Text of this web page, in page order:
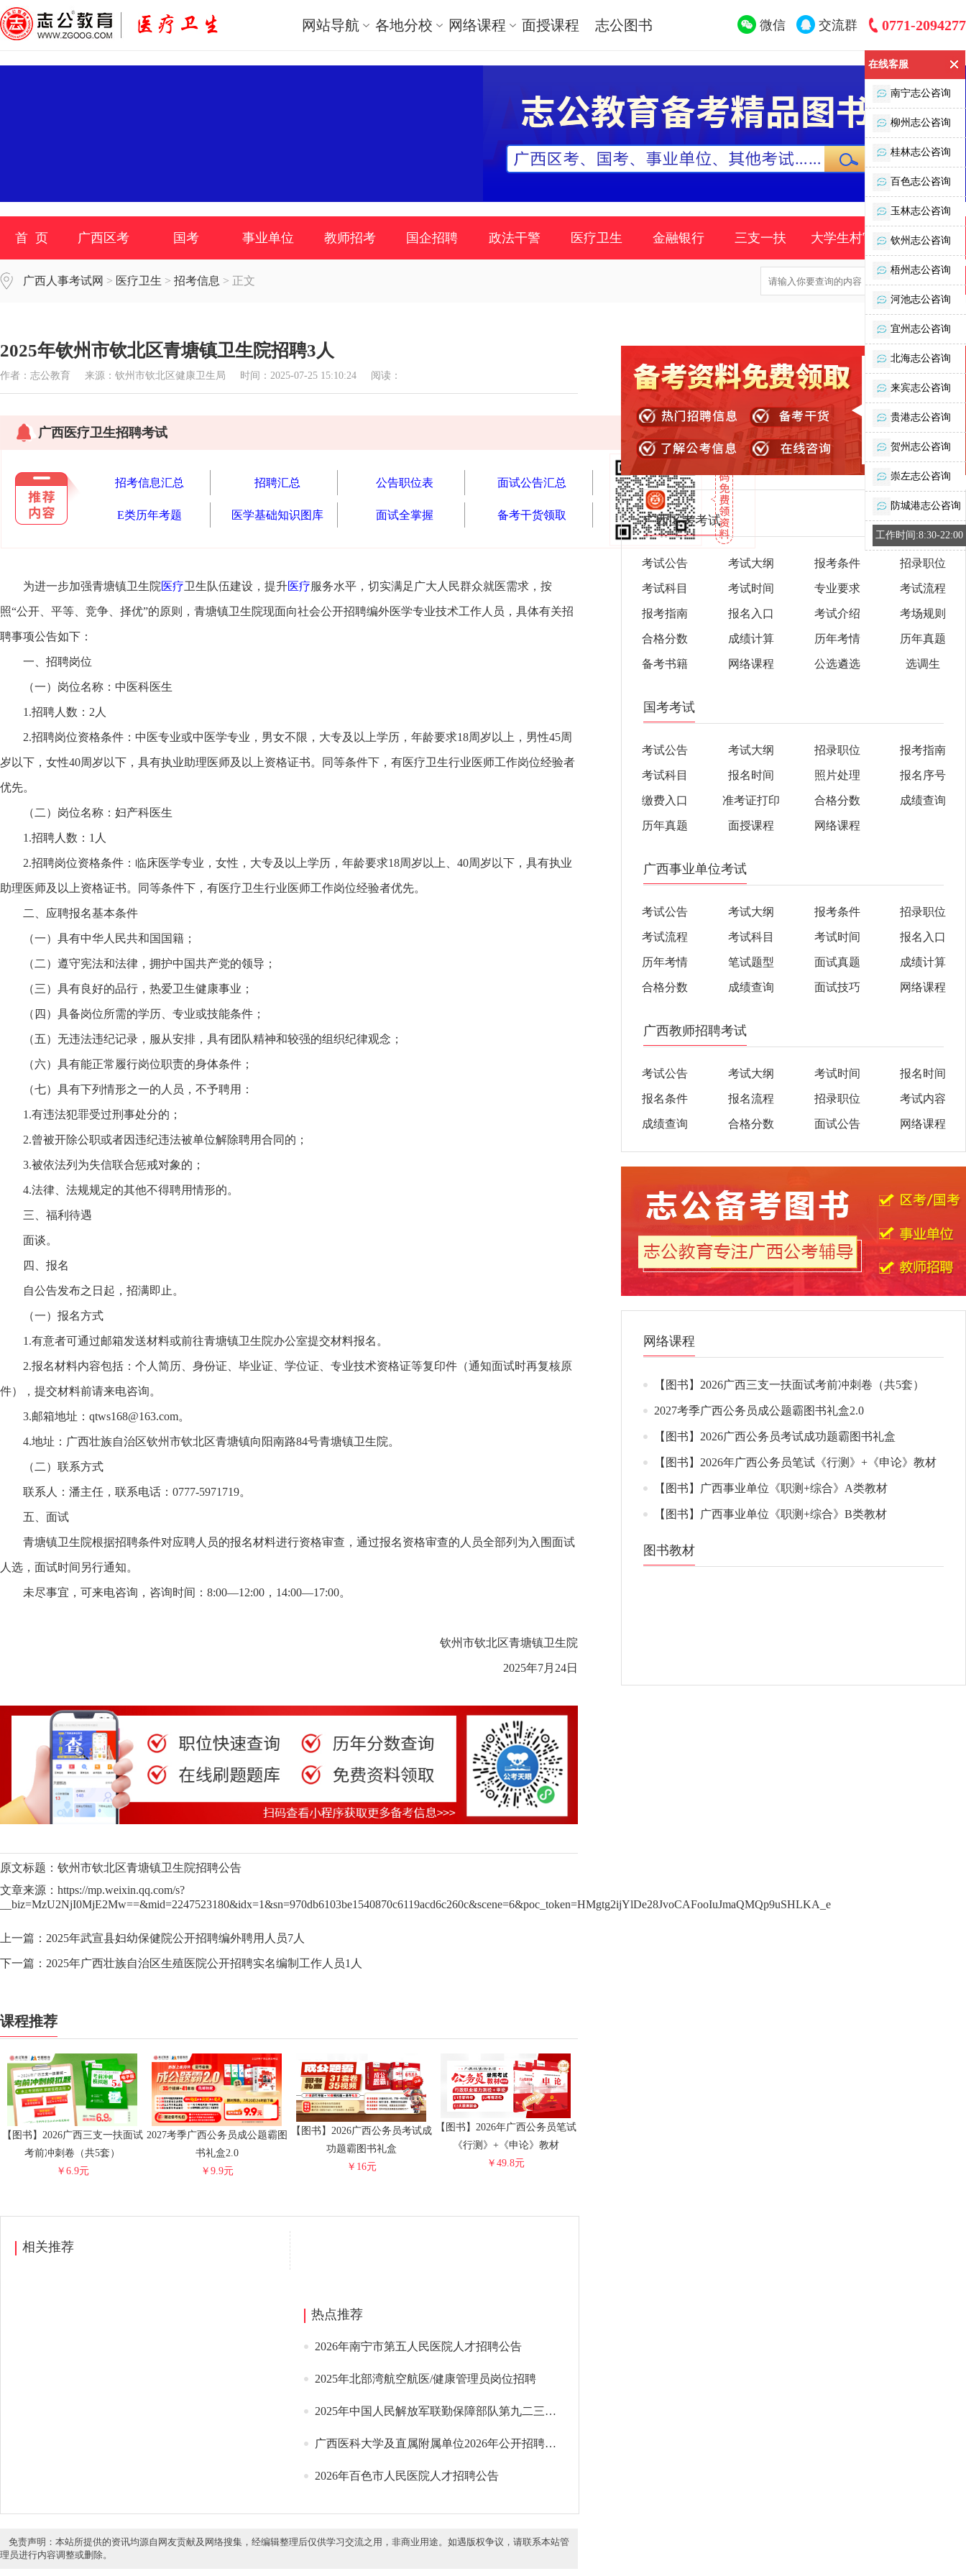
网站导航 各地分校 网络课程 面授课程 志公图书 微信 交流群 0771-2094277
首 页 广西区考 国考 事业单位 教师招考 国企招聘 政法干警 医疗卫生 金融银行 三支一扶 大学生村官 时事政策
广西人事考试网 > 医疗卫生 > 招考信息 > 正文
2025年钦州市钦北区青塘镇卫生院招聘3人
作者：志公教育 来源：钦州市钦北区健康卫生局 时间：2025-07-25 15:10:24 阅读：
广西医疗卫生招聘考试
招考信息汇总 招聘汇总 公告职位表 面试公告汇总
E类历年考题 医学基础知识图库 面试全掌握 备考干货领取
为进一步加强青塘镇卫生院医疗卫生队伍建设，提升医疗服务水平，切实满足广大人民群众就医需求，按
照“公开、平等、竞争、择优”的原则，青塘镇卫生院现面向社会公开招聘编外医学专业技术工作人员，具体有关招
聘事项公告如下：
一、招聘岗位
（一）岗位名称：中医科医生
1.招聘人数：2人
2.招聘岗位资格条件：中医专业或中医学专业，男女不限，大专及以上学历，年龄要求18周岁以上，男性45周
岁以下，女性40周岁以下，具有执业助理医师及以上资格证书。同等条件下，有医疗卫生行业医师工作岗位经验者
优先。
（二）岗位名称：妇产科医生
1.招聘人数：1人
2.招聘岗位资格条件：临床医学专业，女性，大专及以上学历，年龄要求18周岁以上、40周岁以下，具有执业
助理医师及以上资格证书。同等条件下，有医疗卫生行业医师工作岗位经验者优先。
二、应聘报名基本条件
（一）具有中华人民共和国国籍；
（二）遵守宪法和法律，拥护中国共产党的领导；
（三）具有良好的品行，热爱卫生健康事业；
（四）具备岗位所需的学历、专业或技能条件；
（五）无违法违纪记录，服从安排，具有团队精神和较强的组织纪律观念；‌
（六）具有能正常履行岗位职责的身体条件；
（七）具有下列情形之一的人员，不予聘用：
1.有违法犯罪受过刑事处分的；
2.曾被开除公职或者因违纪违法被单位解除聘用合同的；
3.被依法列为失信联合惩戒对象的；
4.法律、法规规定的其他不得聘用情形的。
三、福利待遇
面谈。
四、报名
自公告发布之日起，招满即止。
（一）报名方式
1.有意者可通过邮箱发送材料或前往青塘镇卫生院办公室提交材料报名。
2.报名材料内容包括：个人简历、身份证、毕业证、学位证、专业技术资格证等复印件（通知面试时再复核原
件），提交材料前请来电咨询。
3.邮箱地址：qtws168@163.com。
4.地址：广西壮族自治区钦州市钦北区青塘镇向阳南路84号青塘镇卫生院。
（二）联系方式
联系人：潘主任，联系电话：0777-5971719。
五、面试
青塘镇卫生院根据招聘条件对应聘人员的报名材料进行资格审查，通过报名资格审查的人员全部列为入围面试
人选，面试时间另行通知。
未尽事宜，可来电咨询，咨询时间：8:00—12:00，14:00—17:00。
钦州市钦北区青塘镇卫生院
2025年7月24日
原文标题：钦州市钦北区青塘镇卫生院招聘公告
文章来源：https://mp.weixin.qq.com/s?
__biz=MzU2NjI0MjE2Mw==&mid=2247523180&idx=1&sn=970db6103be1540870c6119acd6c260c&scene=6&poc_token=HMgtg2ijYlDe28JvoCAFooIuJmaQMQp9uSHLKA_e
上一篇： 2025年武宣县妇幼保健院公开招聘编外聘用人员7人
下一篇： 2025年广西壮族自治区生殖医院公开招聘实名编制工作人员1人
课程推荐
【图书】2026广西三支一扶面试
考前冲刺卷（共5套）
￥6.9元
2027考季广西公务员成公题霸图
书礼盒2.0
￥9.9元
【图书】2026广西公务员考试成
功题霸图书礼盒
￥16元
【图书】2026年广西公务员笔试
《行测》+《申论》教材
￥49.8元
相关推荐
热点推荐
2026年南宁市第五人民医院人才招聘公告
2025年北部湾航空航医/健康管理员岗位招聘
2025年中国人民解放军联勤保障部队第九二三医院招聘
广西医科大学及直属附属单位2026年公开招聘人才70人
2026年百色市人民医院人才招聘公告
免责声明：本站所提供的资讯均源自网友贡献及网络搜集，经编辑整理后仅供学习交流之用，非商业用途。如遇版权争议，请联系本站管
理员进行内容调整或删除。
广西区考考试
考试公告 考试大纲 报考条件 招录职位
考试科目 考试时间 专业要求 考试流程
报考指南 报名入口 考试介绍 考场规则
合格分数 成绩计算 历年考情 历年真题
备考书籍 网络课程 公选遴选 选调生
国考考试
考试公告 考试大纲 招录职位 报考指南
考试科目 报名时间 照片处理 报名序号
缴费入口 准考证打印 合格分数 成绩查询
历年真题 面授课程 网络课程
广西事业单位考试
考试公告 考试大纲 报考条件 招录职位
考试流程 考试科目 考试时间 报名入口
历年考情 笔试题型 面试真题 成绩计算
合格分数 成绩查询 面试技巧 网络课程
广西教师招聘考试
考试公告 考试大纲 考试时间 报名时间
报名条件 报名流程 招录职位 考试内容
成绩查询 合格分数 面试公告 网络课程
网络课程
【图书】2026广西三支一扶面试考前冲刺卷（共5套）
2027考季广西公务员成公题霸图书礼盒2.0
【图书】2026广西公务员考试成功题霸图书礼盒
【图书】2026年广西公务员笔试《行测》+《申论》教材
【图书】广西事业单位《职测+综合》A类教材
【图书】广西事业单位《职测+综合》B类教材
图书教材
在线客服
南宁志公咨询
柳州志公咨询
桂林志公咨询
百色志公咨询
玉林志公咨询
钦州志公咨询
梧州志公咨询
河池志公咨询
宜州志公咨询
北海志公咨询
来宾志公咨询
贵港志公咨询
贺州志公咨询
崇左志公咨询
防城港志公咨询
工作时间:8:30-22:00